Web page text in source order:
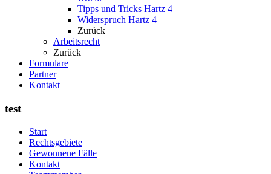
Tipps und Tricks Hartz 4
Widerspruch Hartz 4
Zurück
Arbeitsrecht
Zurück
Formulare
Partner
Kontakt
test
Start
Rechtsgebiete
Gewonnene Fälle
Kontakt